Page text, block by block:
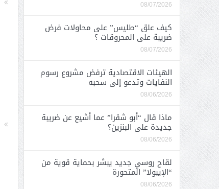
08/07/2026
كيف علق “طليس” على محاولات فرض
ضريبة على المحروقات ؟
08/07/2026
الهيئات الاقتصادية ترفض مشروع رسوم
النفايات وتدعو إلى سحبه
08/06/2026
ماذا قال “أبو شقرا” عما أشيع عن ضريبة
جديدة على البنزين؟
08/06/2026
لقاح روسي جديد يبشر بحماية قوية من
“الإيبولا” المتحورة
08/06/2026